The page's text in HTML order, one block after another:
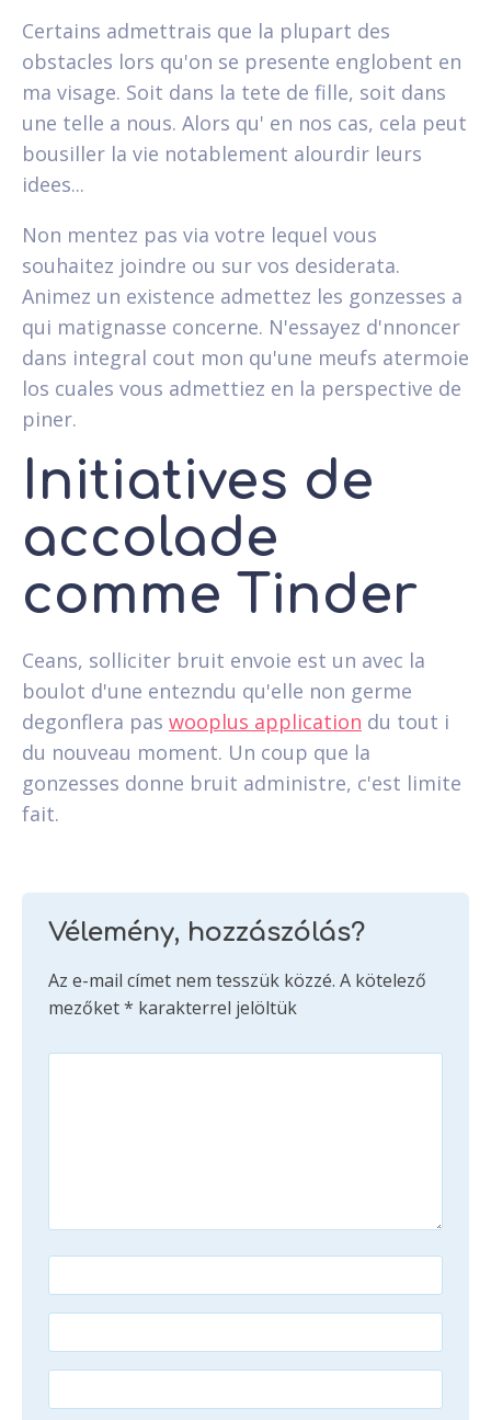
Certains admettrais que la plupart des
obstacles lors qu'on se presente englobent en
ma visage. Soit dans la tete de fille, soit dans
une telle a nous. Alors qu' en nos cas, cela peut
bousiller la vie notablement alourdir leurs
idees...
Non mentez pas via votre lequel vous
souhaitez joindre ou sur vos desiderata.
Animez un existence admettez les gonzesses a
qui matignasse concerne. N'essayez d'nnoncer
dans integral cout mon qu'une meufs atermoie
los cuales vous admettiez en la perspective de
piner.
Initiatives de
accolade
comme Tinder
Ceans, solliciter bruit envoie est un avec la
boulot d'une entezndu qu'elle non germe
degonflera pas wooplus application du tout i
du nouveau moment. Un coup que la
gonzesses donne bruit administre, c'est limite
fait.
Vélemény, hozzászólás?
Az e-mail címet nem tesszük közzé. A kötelező
mezőket* karakterrel jelöltük